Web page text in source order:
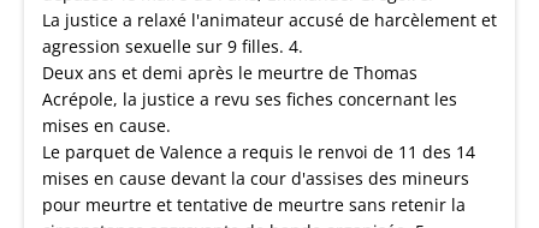
La justice a relaxé l'animateur accusé de harcèlement et
agression sexuelle sur 9 filles. 4.
Deux ans et demi après le meurtre de Thomas
Acrépole, la justice a revu ses fiches concernant les
mises en cause.
Le parquet de Valence a requis le renvoi de 11 des 14
mises en cause devant la cour d'assises des mineurs
pour meurtre et tentative de meurtre sans retenir la